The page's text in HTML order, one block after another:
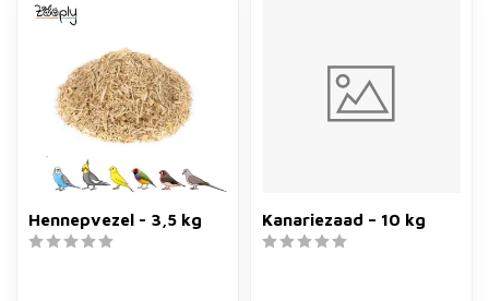
Hennepvezel - 3,5 kg Kanariezaad – 10 kg